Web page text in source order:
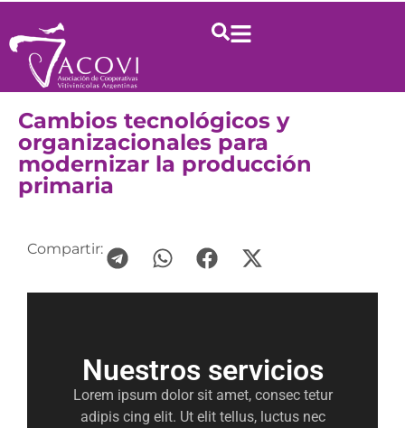
Cambios tecnológicos y
organizacionales para
modernizar la producción
primaria
Compartir:
Nuestros servicios
Lorem ipsum dolor sit amet, consec tetur
adipis cing elit. Ut elit tellus, luctus nec